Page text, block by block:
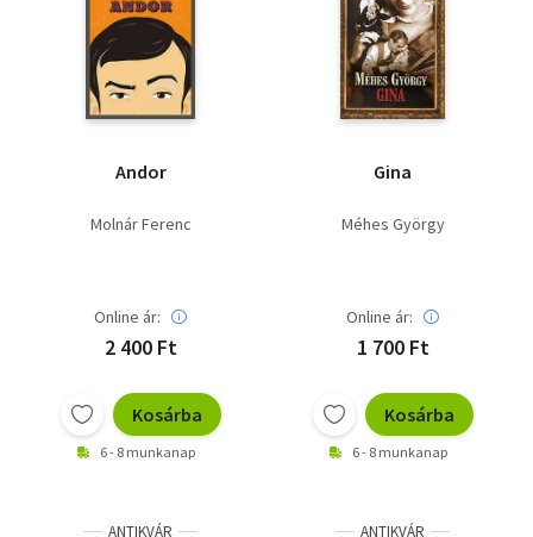
Andor
Molnár Ferenc
Online ár:
2 400 Ft
Kosárba
6 - 8 munkanap
Gina
Méhes György
Online ár:
1 700 Ft
Kosárba
6 - 8 munkanap
ANTIKVÁR ANTIKVÁR